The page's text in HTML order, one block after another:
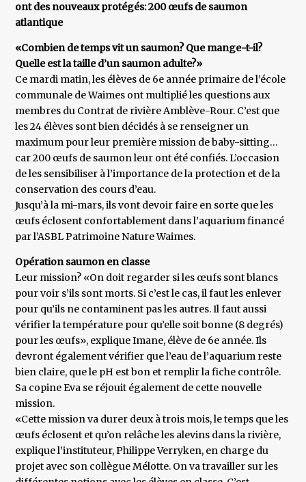
ont des nouveaux protégés: 200 œufs de saumon
atlantique
«Combien de temps vit un saumon? Que mange-t-il?
Quelle est la taille d’un saumon adulte?»
Ce mardi matin, les élèves de 6e année primaire de l’école
communale de Waimes ont multiplié les questions aux
membres du Contrat de rivière Amblève-Rour. C’est que
les 24 élèves sont bien décidés à se renseigner un
maximum pour leur première mission de baby-sitting…
car 200 œufs de saumon leur ont été confiés. L’occasion
de les sensibiliser à l’importance de la protection et de la
conservation des cours d’eau.
Jusqu’à la mi-mars, ils vont devoir faire en sorte que les
œufs éclosent confortablement dans l’aquarium financé
par l’ASBL Patrimoine Nature Waimes.
Opération saumon en classe
Leur mission? «On doit regarder si les œufs sont blancs
pour voir s’ils sont morts. Si c’est le cas, il faut les enlever
pour qu’ils ne contaminent pas les autres. Il faut aussi
vérifier la température pour qu’elle soit bonne (8 degrés)
pour les œufs», explique Imane, élève de 6e année. Ils
devront également vérifier que l’eau de l’aquarium reste
bien claire, que le pH est bon et remplir la fiche contrôle.
Sa copine Eva se réjouit également de cette nouvelle
mission.
«Cette mission va durer deux à trois mois, le temps que les
œufs éclosent et qu’on relâche les alevins dans la rivière,
explique l’instituteur, Philippe Verryken, en charge du
projet avec son collègue Mélotte. On va travailler sur les